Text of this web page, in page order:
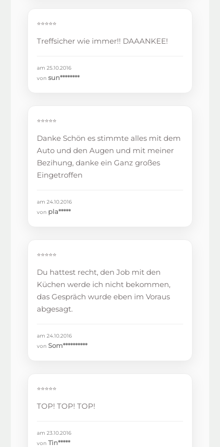
⭐⭐⭐⭐⭐
Treffsicher wie immer!! DAAANKEE!
am 25.10.2016
vonsun********
⭐⭐⭐⭐⭐
Danke Schön es stimmte alles mit dem
Auto und den Augen und mit meiner
Bezihung, danke ein Ganz großes
Eingetroffen
am 24.10.2016
von pla*****
⭐⭐⭐⭐⭐
Du hattest recht, den Job mit den
Küchen werde ich nicht bekommen,
das Gespräch wurde eben im Voraus
abgesagt.
am 24.10.2016
vonSom**********
⭐⭐⭐⭐⭐
TOP! TOP! TOP!
am 23.10.2016
vonTin*****